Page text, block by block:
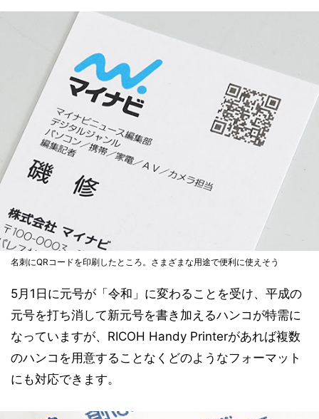
名刺にQRコードを印刷したところ。さまざまな用途で便利に使えそう
5月1日に元号が「令和」に変わることを受け、平成の
元号を打ち消して新元号を書き加えるハンコが特需に
なっていますが、RICOH Handy Printerがあれば複数
のハンコを用意することなくどのようなフォーマット
にも対応できます。